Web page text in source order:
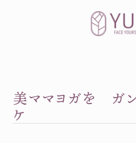
カラダを整
美ママヨガを ガ
ケ